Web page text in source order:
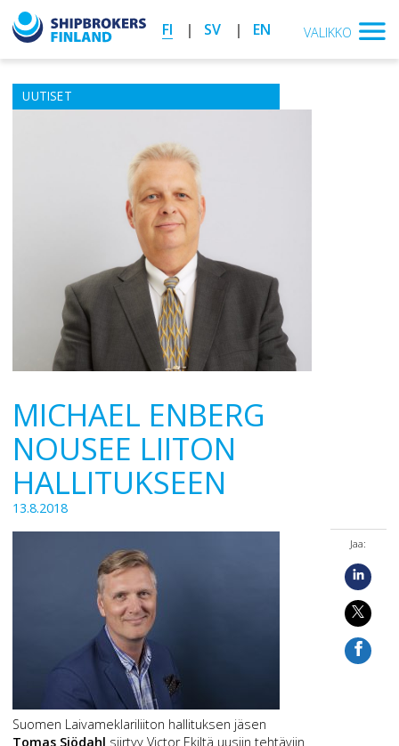
FI SV EN VALIKKO
UUTISET
MICHAEL ENBERG
NOUSEE LIITON
HALLITUKSEEN
13.8.2018
Suomen Laivameklariliiton hallituksen jäsen
Tomas Sjödahl siirtyy Victor Ekiltä uusiin tehtäviin
Jaa: